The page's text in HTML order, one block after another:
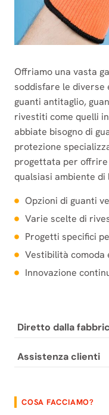
Offriamo una vasta
soddisfare le diverse
guanti antitaglio,
rivestiti come quelli
abbiate bisogno di
protezione
progettata per
qualsiasi ambiente di
Opzioni di guanti
Varie scelte di
Progetti specifici
Vestibilità comoda
Innovazione
Diretto dalla
Assistenza clienti
COSA FACCIAMO?